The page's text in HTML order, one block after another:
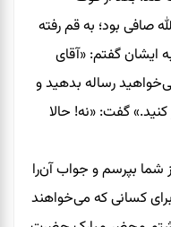
صافی بود؛ به قم رفته
ایشان گفتم: «آقای
رساله بدهید و
گفت: «نه! حالا
بپرسم و جواب آن‌را
کسانی که می‌خواهند